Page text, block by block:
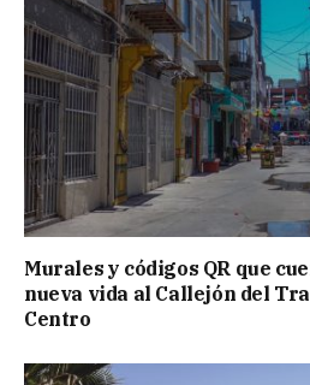
Murales y códigos QR que
nueva vida al Callejón del
Centro